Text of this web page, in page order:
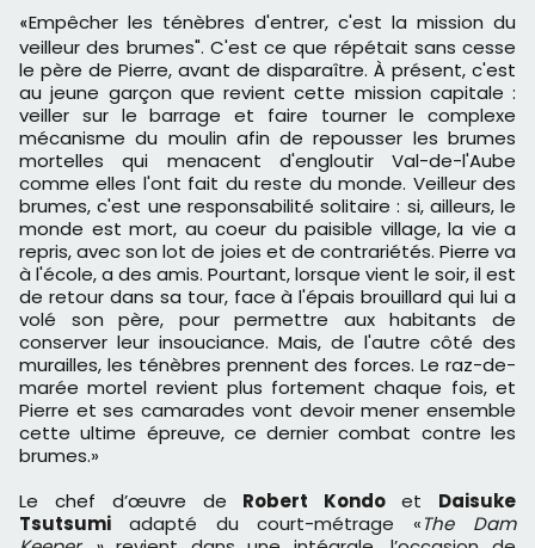
«Empêcher les ténèbres d'entrer, c'est la mission du
veilleur des brumes". C'est ce que répétait sans cesse
le père de Pierre, avant de disparaître. À présent, c'est
au jeune garçon que revient cette mission capitale :
veiller sur le barrage et faire tourner le complexe
mécanisme du moulin afin de repousser les brumes
mortelles qui menacent d'engloutir Val-de-l'Aube
comme elles l'ont fait du reste du monde. Veilleur des
brumes, c'est une responsabilité solitaire : si, ailleurs, le
monde est mort, au coeur du paisible village, la vie a
repris, avec son lot de joies et de contrariétés. Pierre va
à l'école, a des amis. Pourtant, lorsque vient le soir, il est
de retour dans sa tour, face à l'épais brouillard qui lui a
volé son père, pour permettre aux habitants de
conserver leur insouciance. Mais, de l'autre côté des
murailles, les ténèbres prennent des forces. Le raz-de-
marée mortel revient plus fortement chaque fois, et
Pierre et ses camarades vont devoir mener ensemble
cette ultime épreuve, ce dernier combat contre les
brumes.»
Le chef d’œuvre de Robert Kondoet Daisuke
Tsutsumi adapté du court-métrage «The Dam